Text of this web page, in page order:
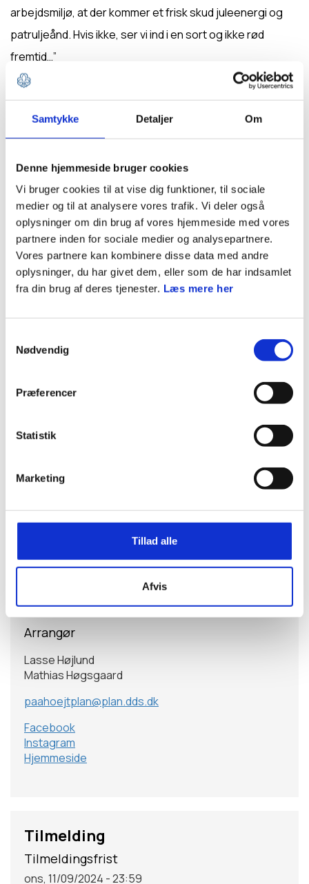
Samtykke Detaljer Om
Denne hjemmeside bruger cookies
Vi bruger cookies til at vise dig funktioner, til sociale
medier og til at analysere vores trafik. Vi deler også
oplysninger om din brug af vores hjemmeside med vores
partnere inden for sociale medier og analysepartnere.
Vores partnere kan kombinere disse data med andre
oplysninger, du har givet dem, eller som de har indsamlet
fra din brug af deres tjenester. Læs mere her
Nødvendig
Præferencer
Statistik
Marketing
Tillad alle
Afvis
arbejdsmiljø, at der kommer et frisk skud juleenergi og
patruljeånd. Hvis ikke, ser vi ind i en sort og ikke rød
fremtid…”
I samarbejde med Julemanden er der tilrettelagt en uge
fyldt med:
Friluftsliv og mad over bål
Spænding og eventyrlige udfordringer
Kreativ effektivisering af gaveproduktion
Mulighed for at udvikle sig selv, enten med eller uden
gran og glanspapir
En fed fantasiramme der handler om mere end bare
julemusik non stop
det lige dig, som både Julemanden og På Højt Plan
Kurset starter og slutter på Glumsø St.
Information
Arrangementstype
Ungdomskurser
Trop
Arrangør
Lasse Højlund
Mathias Høgsgaard
paahoejtplan@plan.dds.dk
Facebook
Instagram
Hjemmeside
Tilmelding
Tilmeldingsfrist
ons, 11/09/2024 - 23:59